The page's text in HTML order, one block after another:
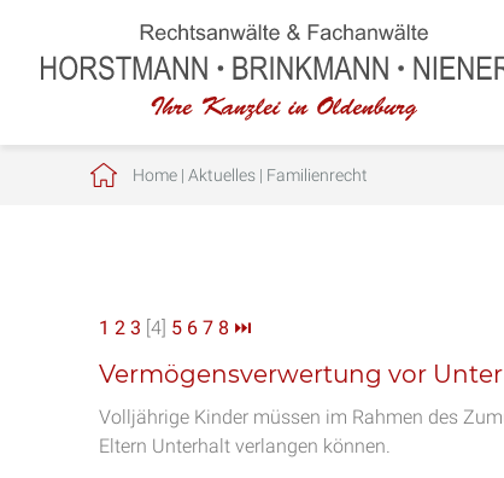
Home| Aktuelles| Familienrecht
1 2 3 [4] 5 6 7 8 ⏭
Vermögensverwertung vor
Volljährige Kinder müssen im Rahmen des
Eltern Unterhalt verlangen können.